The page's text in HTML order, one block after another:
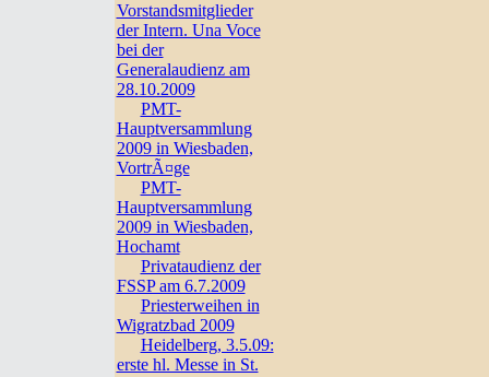
Vorstandsmitglieder
der Intern. Una Voce
bei der
Generalaudienz am
28.10.2009
PMT-
Hauptversammlung
2009 in Wiesbaden,
VortrÃ¤ge
PMT-
Hauptversammlung
2009 in Wiesbaden,
Hochamt
Privataudienz der
FSSP am 6.7.2009
Priesterweihen in
Wigratzbad 2009
Heidelberg, 3.5.09:
erste hl. Messe in St.